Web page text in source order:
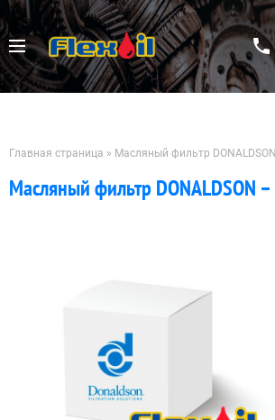
Перейти
к
содержимому
Главная страница » Масляный фильтр
Масляный фильтр DONALDSON